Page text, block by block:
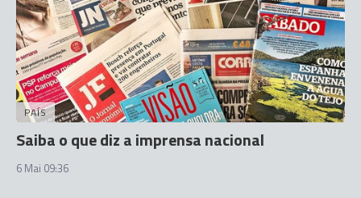
PAÍS
Saiba o que diz a imprensa nacional
6 Mai 09:36